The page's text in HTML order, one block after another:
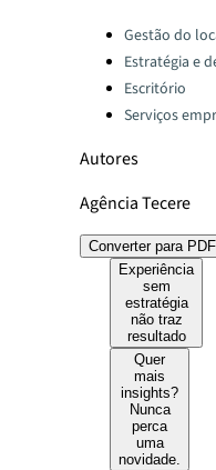
Categories:
Gestão do
Estratégia e
Escritório
Serviços
Autores
Agência Tecere
Converter para PDF
Experiência
sem
estratégia
não traz
resultado
Quer
mais
insights?
Nunca
perca
uma
novidade.